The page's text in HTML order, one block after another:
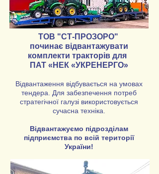
ТОВ "СТ-ПРОЗОРО"
починає відвантажувати
комплекти тракторів для
ПАТ «НЕК «УКРЕНЕРГО»
Відвантаження відбувається на умовах
тендера. Для забезпечення потреб
стратегічної галузі використовується
сучасна техніка.
Відвантажуємо підрозділам
підприємства по всій території
України!